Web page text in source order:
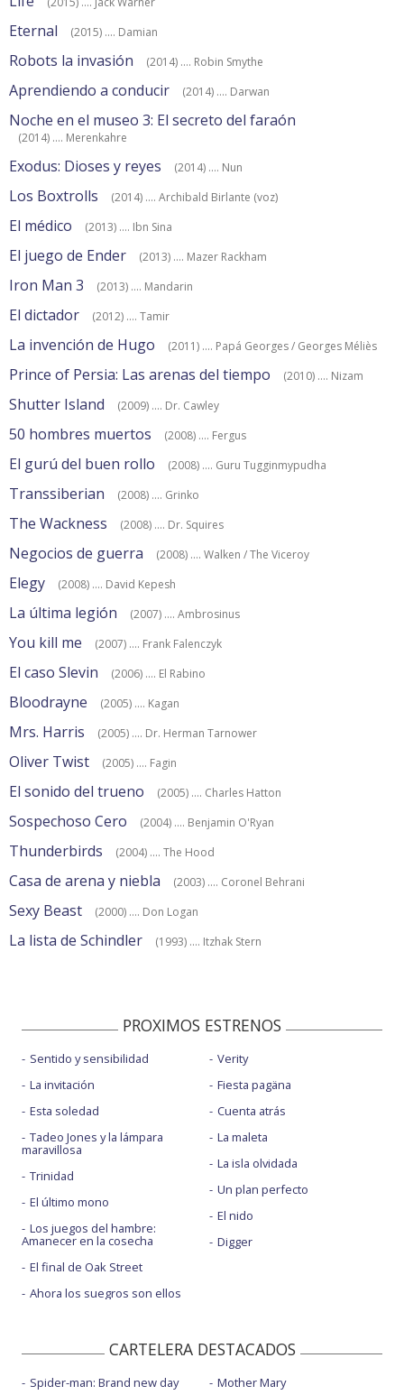
Eternal (2015) .... Damian
Robots la invasión (2014) .... Robin Smythe
Aprendiendo a conducir (2014) .... Darwan
Noche en el museo 3: El secreto del faraón
(2014) .... Merenkahre
Exodus: Dioses y reyes (2014) .... Nun
Los Boxtrolls (2014) .... Archibald Birlante (voz)
El médico (2013) .... Ibn Sina
El juego de Ender (2013) .... Mazer Rackham
Iron Man 3 (2013) .... Mandarin
El dictador (2012) .... Tamir
La invención de Hugo (2011) .... Papá Georges / Georges Méliès
Prince of Persia: Las arenas del tiempo (2010) .... Nizam
Shutter Island (2009) .... Dr. Cawley
50 hombres muertos (2008) .... Fergus
El gurú del buen rollo (2008) .... Guru Tugginmypudha
Transsiberian (2008) .... Grinko
The Wackness (2008) .... Dr. Squires
Negocios de guerra (2008) .... Walken / The Viceroy
Elegy (2008) .... David Kepesh
La última legión (2007) .... Ambrosinus
You kill me (2007) .... Frank Falenczyk
El caso Slevin (2006) .... El Rabino
Bloodrayne (2005) .... Kagan
Mrs. Harris (2005) .... Dr. Herman Tarnower
Oliver Twist (2005) .... Fagin
El sonido del trueno (2005) .... Charles Hatton
Sospechoso Cero (2004) .... Benjamin O'Ryan
Thunderbirds (2004) .... The Hood
Casa de arena y niebla (2003) .... Coronel Behrani
Sexy Beast (2000) .... Don Logan
La lista de Schindler (1993) .... Itzhak Stern
PROXIMOS ESTRENOS
Sentido y sensibilidad
La invitación
Esta soledad
Tadeo Jones y la lámpara
maravillosa
Trinidad
El último mono
Los juegos del hambre:
Amanecer en la cosecha
El final de Oak Street
Ahora los suegros son ellos
Verity
Fiesta pagäna
Cuenta atrás
La maleta
La isla olvidada
Un plan perfecto
El nido
Digger
CARTELERA DESTACADOS
Spider-man: Brand new day
Mother Mary